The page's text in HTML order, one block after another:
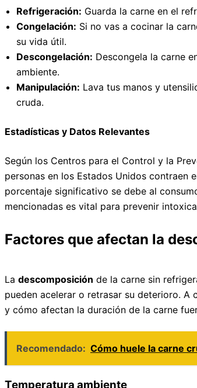
Refrigeración: Guarda la carne en el
Congelación: Si no vas a cocinar la
su vida útil.
Descongelación: Descongela la carne
ambiente.
Manipulación: Lava tus manos y
cruda.
Estadísticas y Datos Relevantes
Según los Centros para el Control y la
personas en los Estados Unidos contraen
porcentaje significativo se debe al
mencionadas es vital para prevenir
Factores que afectan la
La descomposición de la carne sin
pueden acelerar o retrasar su deterioro.
y cómo afectan la duración de la carne
Recomendado: Cómo huele la carne
Temperatura ambiente